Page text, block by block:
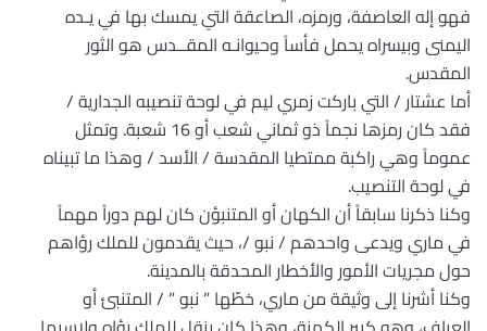
فهو إله العاصفة، ورمزه، الصاعقة التي يمسك بها في يـده
اليمنى وبيسراه يحمل فأساً وحيوانـه المقــدس هو الثور
المقدس.
أما عشتار / التي باركت زمري ليم في لوحة تنصيبه الجدارية /
فقد كان رمزها نجماً ذو ثماني شعب أو 16 شعبة. وتمثل
عموماً وهي راكبة ممتطيا المقدسة / الأسد / وهذا ما تبيناه
في لوحة التنصيب.
وكنا ذكرنا سابقاً أن الكهان أو المتنبؤن كان لهم دوراً مهماً
في ماري ويدعى واحدهم / نبو /، حيث يقدمون للملك رؤاهم
حول مجريات الأمور والأخطار المحدقة بالمدينة.
وكنا أشرنا إلى وثيقة من ماري، خطّها ” نبو ” / المتنبئ أو